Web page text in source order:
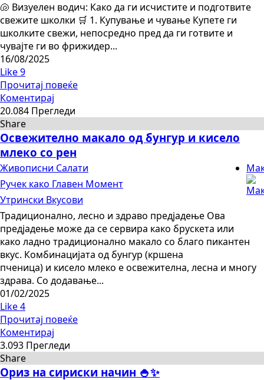
🐚 Визуелен водич: Како да ги исчистите и подготвите
свежите школки 🛒 1. Купување и чување Купете ги
школките свежи, непосредно пред да ги готвите и
чувајте ги во фрижидер...
16/08/2025
Like9
Прочитај повеќе
Коментирај
20.084 Прегледи
Share
Освежително макало од бунгур и кисело
млеко со рен
Живописни Салати
Ручек како Главен Момент
Утрински Вкусови
Традиционално, лесно и здраво предјадење Ова
предјадење може да се сервира како брускета или
како ладно традиционално макало со благо пикантен
вкус. Комбинацијата од бунгур (кршена
пченица) и кисело млеко е освежителна, лесна и многу
здрава. Со додавање...
01/02/2025
Like4
Прочитај повеќе
Коментирај
3.093 Прегледи
Share
Ориз на сириски начин 🍚✨